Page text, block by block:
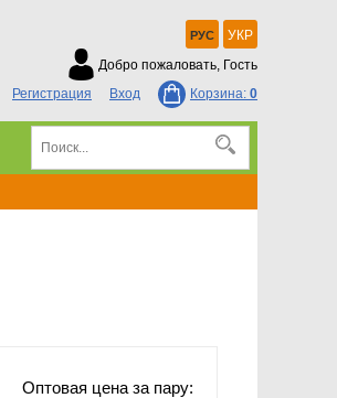
РУС
УКР
Добро пожаловать, Гость
Регистрация
Вход Корзина: 0
Оптовая цена за пару: